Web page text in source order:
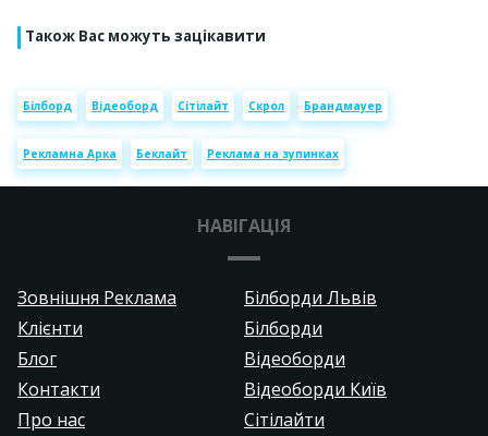
Також Вас можуть зацікавити
Білборд Відеоборд Сітілайт Скрол Брандмауер
Рекламна Арка Беклайт Реклама на зупинках
НАВІГАЦІЯ
Зовнішня Реклама
Білборди Львів
Клієнти
Білборди
Блог
Відеоборди
Контакти
Відеоборди Київ
Про нас
Сітілайти